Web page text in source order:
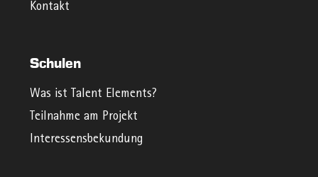
Kontakt
Schulen
Was ist Talent Elements?
Teilnahme am Projekt
Interessensbekundung